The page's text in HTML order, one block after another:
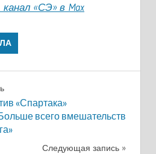
«СЭ» в Max
«Спартака»
всего вмешательств
Следующая запись